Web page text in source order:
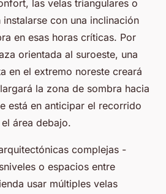
las velas triangulares o
con una inclinación
en esas horas críticas. Por
orientada al suroeste, una
en el extremo noreste creará
la zona de sombra hacia
está en anticipar el recorrido
área debajo.
complejas -
o espacios entre
usar múltiples velas